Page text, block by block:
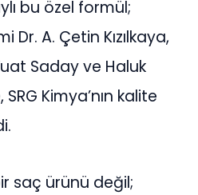
bu özel formül;
Dr. A. Çetin Kızılkaya,
Saday ve Haluk
Kimya’nın kalite
saç ürünü değil;